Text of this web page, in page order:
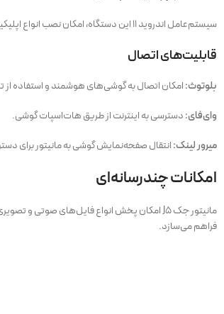
سیستم‌عامل اندروید ۱۱ این دستگاه، امکان نصب انواع اپلیکیشن‌ها را فراهم می‌کند. پردازنده ۴ هسته‌ای با فرکانس ۱.۳ گیگاهرتز، حافظه داخلی ۳۲ گیگابایت و رم ۲ گیگابایت از دیگر ویژگی‌های این مانیتور است که عملکردی سریع و روان را تضمین می‌کند.
قابلیت‌های اتصال
بلوتوث:امکان اتصال به گوشی‌های هوشمند و استفاده
وای‌فای:دسترسی به اینترنت از طریق هات‌اسپات گوشی.
میرور لینک:انتقال صفحه‌نمایش گوشی به مانیتور برای
امکانات چندرسانه‌ای
فراهم می‌سازد.